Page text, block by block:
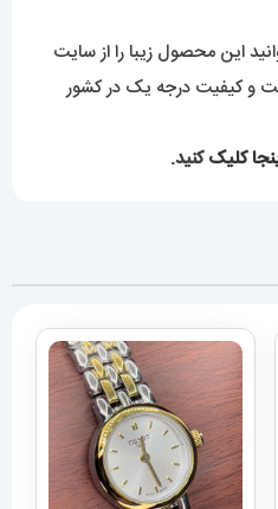
این محصول زیبا را از سایت
و کیفیت درجه یک در کشور
کلیککنید.